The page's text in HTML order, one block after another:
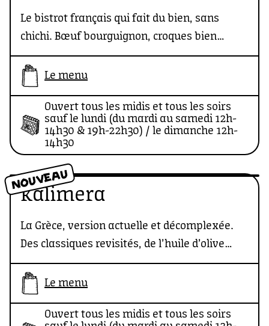
Le bistrot français qui fait du bien, sans
chichi. Bœuf bourguignon, croques bien
dodus et purée maison : de la French comfort
food servie vite, bien, et avec le sourire.
Trapu, quoi.
Le menu
Ouvert tous les midis et tous les soirs
sauf le lundi (du mardi au samedi 12h-
14h30 & 19h-22h30) / le dimanche 12h-
14h30
NOUVEAU
Kalimera
La Grèce, version actuelle et décomplexée.
Des classiques revisités, de l’huile d’olive
partout où il faut, et des mezzés qui
appellent le partage. Pas de folklore, juste du
goût.
Le menu
Ouvert tous les midis et tous les soirs